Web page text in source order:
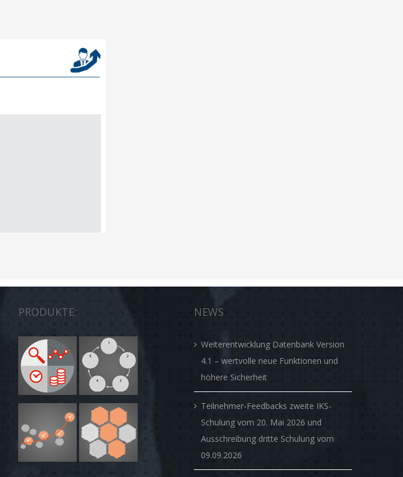
PRODUKTE: NEWS
Weiterentwicklung Datenbank Version
4.1 – wertvolle neue Funktionen und
höhere Sicherheit
Teilnehmer-Feedbacks zweite IKS-
Schulung vom 20. Mai 2026 und
Ausschreibung dritte Schulung vom
09.09.2026